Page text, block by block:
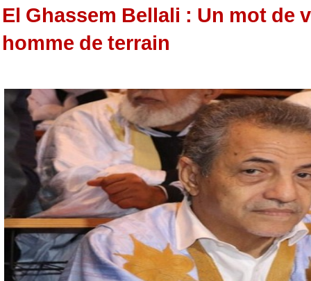
El Ghassem Bellali : Un mot de
homme de terrain